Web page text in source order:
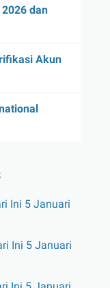
dan
Akun
Ini 5 Januari
Ini 5 Januari